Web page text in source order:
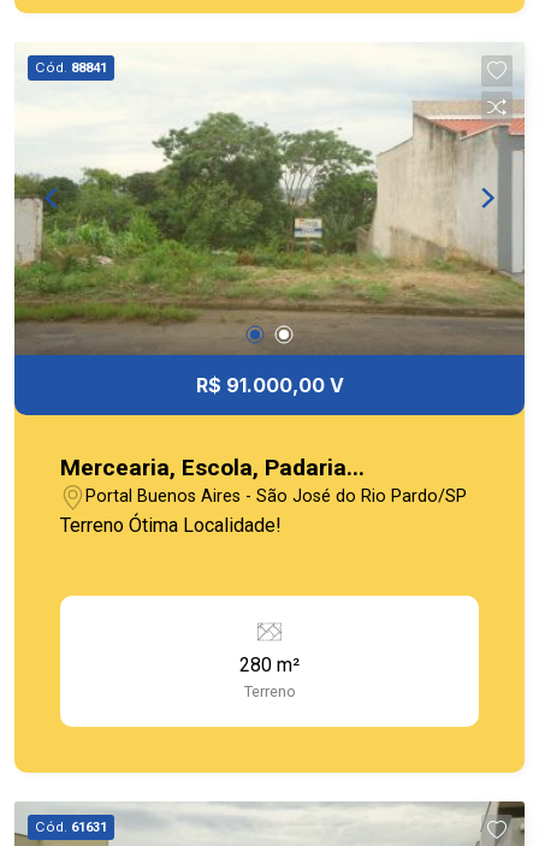
Cód. 88841
R$ 91.000,00 V
Mercearia, Escola, Padaria...
Portal Buenos Aires - São José do Rio Pardo/SP
Terreno Ótima Localidade!
280 m²
Terreno
Cód. 61631